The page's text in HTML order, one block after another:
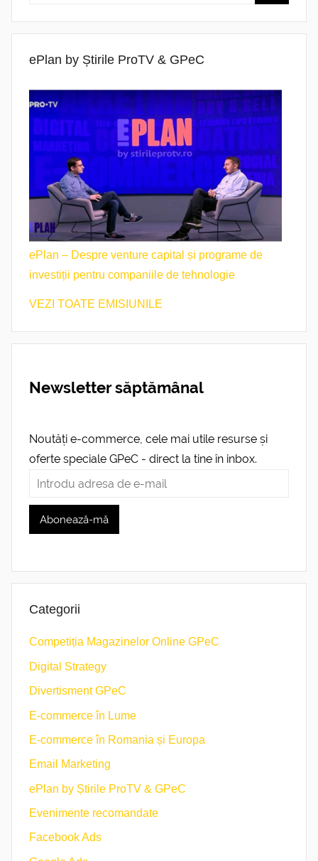
ePlan by Știrile ProTV & GPeC
ePlan – Despre venture capital și programe de
investiții pentru companiile de tehnologie
VEZI TOATE EMISIUNILE
Newsletter săptămânal
Noutăți e-commerce, cele mai utile resurse și
oferte speciale GPeC - direct la tine în inbox.
Categorii
Competiția Magazinelor Online GPeC
Digital Strategy
Divertisment GPeC
E-commerce în Lume
E-commerce în Romania și Europa
Email Marketing
ePlan by Știrile ProTV & GPeC
Evenimente recomandate
Facebook Ads